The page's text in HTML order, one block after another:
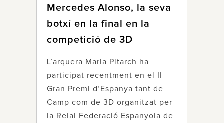
Mercedes Alonso, la seva
botxí en la final en la
competició de 3D
L’arquera Maria Pitarch ha
participat recentment en el II
Gran Premi d’Espanya tant de
Camp com de 3D organitzat per
la Reial Federació Espanyola de